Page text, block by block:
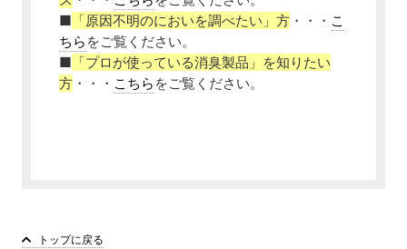
■ 「原因不明のにおいを調べたい」方 ・・・ こ
ちら をご覧ください。
■ 「プロが使っている消臭製品」を知りたい
方 ・・・ こちら をご覧ください。
トップに戻る